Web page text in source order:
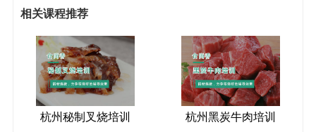
相关课程推荐
杭州秘制叉烧培训 杭州黑炭牛肉培训